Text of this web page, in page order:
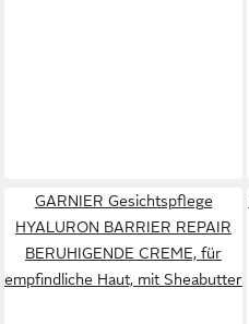
GARNIER Gesichtspflege
HYALURON BARRIER REPAIR
BERUHIGENDE CREME, für
empfindliche Haut, mit Sheabutter